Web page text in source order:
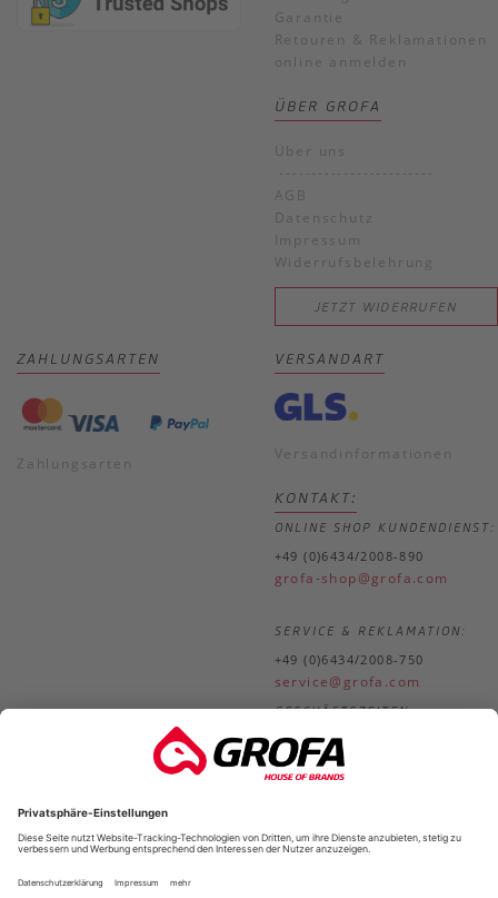
Garantie
Retouren & Reklamationen
online anmelden
ÜBER GROFA
Über uns
------------------------
AGB
Datenschutz
Impressum
Widerrufsbelehrung
JETZT WIDERRUFEN
ZAHLUNGSARTEN
Zahlungsarten
VERSANDART
Versandinformationen
KONTAKT:
ONLINE SHOP KUNDENDIENST:
+49 (0)6434/2008-890
grofa-shop@grofa.com
SERVICE & REKLAMATION:
+49 (0)6434/2008-750
service@grofa.com
GESCHÄFTSZEITEN:
Mo.-
Do.
8.30-18.00 Uhr